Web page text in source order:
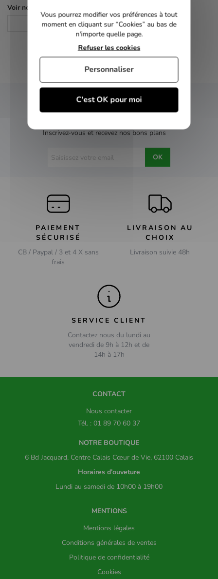
Voir nos autres pages :
Policier
NEWSLETTER
Inscrivez-vous et recevez nos bons plans
OK
PAIEMENT
SÉCURISÉ
CB / Paypal / 3 et 4 X sans
frais
LIVRAISON AU
CHOIX
Livraison suivie 48h
SERVICE CLIENT
Contactez nous du lundi au
vendredi de 9h à 12h et de
14h à 17h
CONTACT
Nous contacter
Tél. : 01 89 70 60 37
NOTRE BOUTIQUE
6 Bd Jacquard, Centre Calais Cœur de Vie, 62100 Calais
Horaires d'ouveture
Lundi au samedi de 10h00 à 19h00
MENTIONS
Mentions légales
Conditions générales de ventes
Politique de confidentialité
Cookies
Vous pourrez modifier vos préférences à tout
moment en cliquant sur “Cookies” au bas de
n'importe quelle page.
C'est OK pour moi
Refuser les cookies
Personnaliser